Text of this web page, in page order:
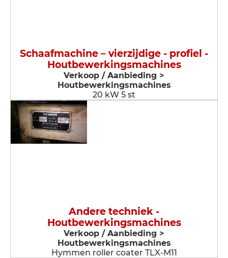
Schaafmachine – vierzijdige - profiel -
Houtbewerkingsmachines
Verkoop / Aanbieding >
Houtbewerkingsmachines
20 kW 5 st
Andere techniek -
Houtbewerkingsmachines
Verkoop / Aanbieding >
Houtbewerkingsmachines
Hymmen roller coater TLX-M11